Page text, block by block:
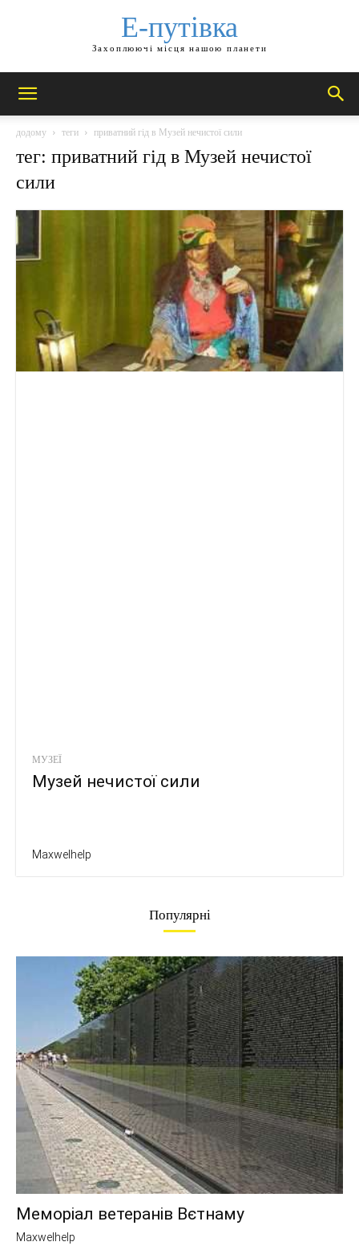
Е-путівка
Захоплюючі місця нашою планети
додому теги приватний гід в Музей нечистої сили
тег: приватний гід в Музей нечистої
сили
МУЗЕЇ
Музей нечистої сили
Maxwelhelp
Популярні
Меморіал ветеранів Вєтнаму
Maxwelhelp